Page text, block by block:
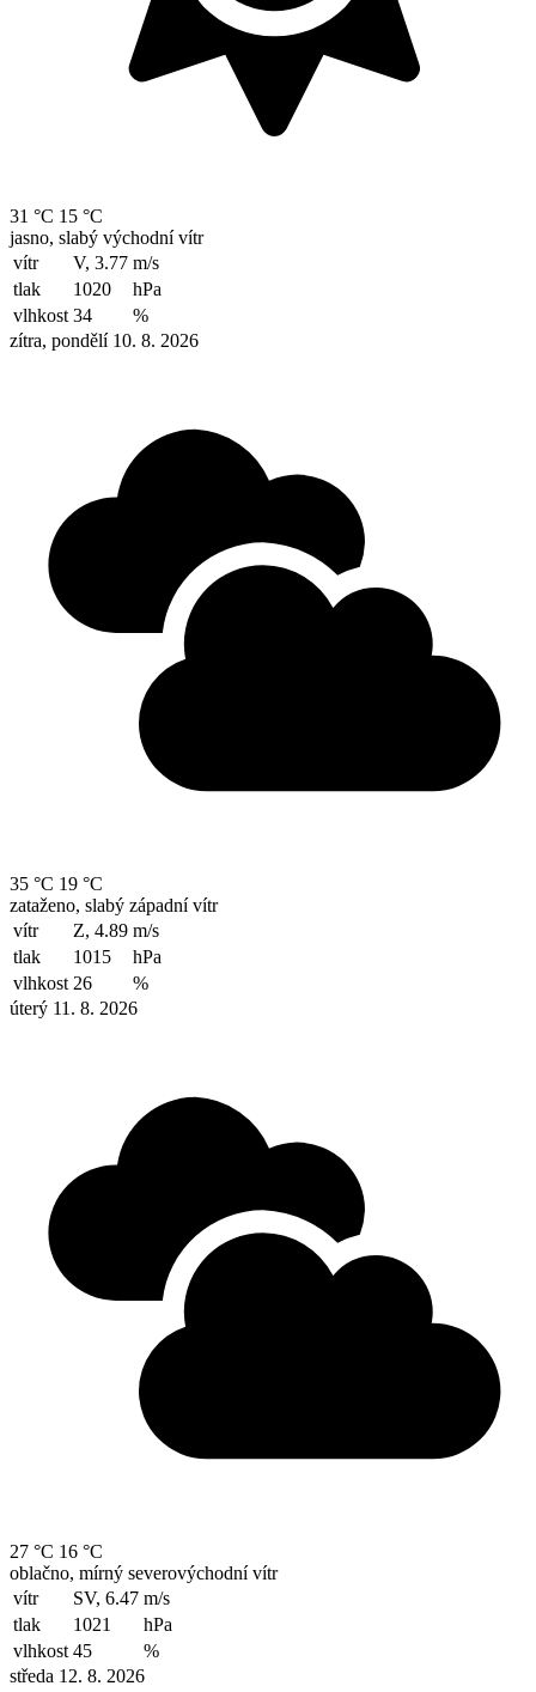
31 °C 15 °C
jasno, slabý východní vítr
vítr
V, 3.77 m/s
tlak
1020
hPa
vlhkost 34
%
zítra, pondělí 10. 8. 2026
35 °C 19 °C
zataženo, slabý západní vítr
vítr
Z, 4.89 m/s
tlak
1015
hPa
vlhkost 26
%
úterý 11. 8. 2026
27 °C 16 °C
oblačno, mírný severovýchodní vítr
vítr
SV, 6.47 m/s
tlak
1021
hPa
vlhkost 45
%
středa 12. 8. 2026